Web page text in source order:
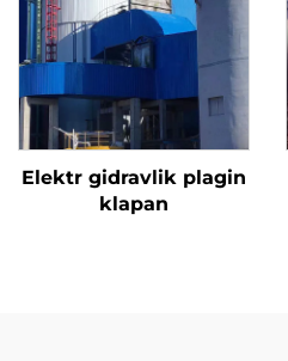
Elektr gidravlik plagin
klapan